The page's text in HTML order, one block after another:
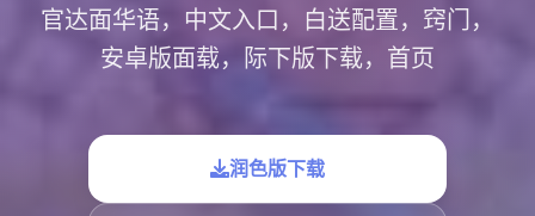
官达面华语，中文入口，白送配置，窍门，
安卓版面载，际下版下载，首页
润色版下载